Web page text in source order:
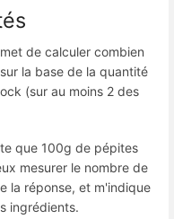
de calculer combien
la base de la quantité
(sur au moins 2 des
que 100g de pépites
mesurer le nombre de
la réponse, et m'indique
ingrédients.